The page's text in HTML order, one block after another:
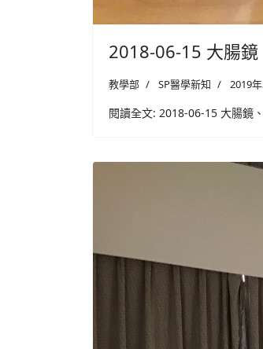
2018-06-15 大腸
教學部 SP醫學新知 2019
閱讀全文: 2018-06-15 大腸鏡